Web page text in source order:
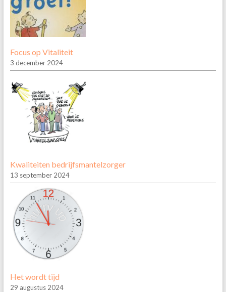
Focus op Vitaliteit
3 december 2024
Kwaliteiten bedrijfsmantelzorger
13 september 2024
Het wordt tijd
29 augustus 2024